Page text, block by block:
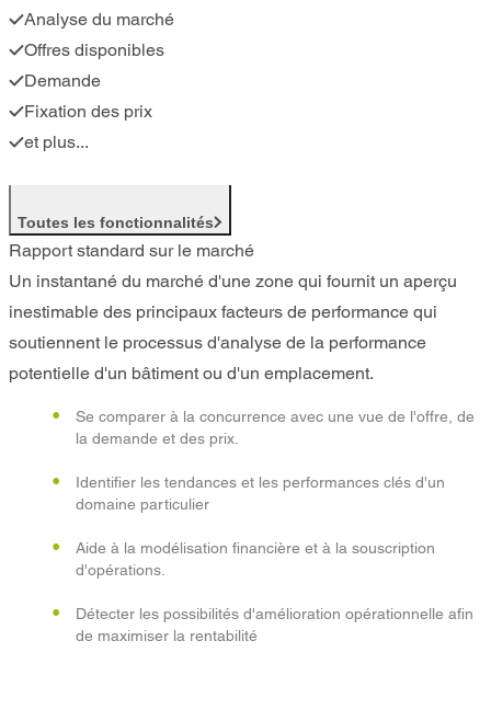
Analyse du marché
Offres disponibles
Demande
Fixation des prix
et plus...
Toutes les fonctionnalités
Rapport standard sur le marché
Un instantané du marché d'une zone qui fournit un aperçu
inestimable des principaux facteurs de performance qui
soutiennent le processus d'analyse de la performance
potentielle d'un bâtiment ou d'un emplacement.
Se comparer à la concurrence avec une vue de l'offre, de
la demande et des prix.
Identifier les tendances et les performances clés d'un
domaine particulier
Aide à la modélisation financière et à la souscription
d'opérations.
Détecter les possibilités d'amélioration opérationnelle afin
de maximiser la rentabilité